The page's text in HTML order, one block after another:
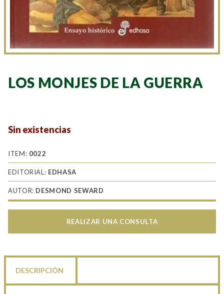
LOS MONJES DE LA GUERRA
Sin existencias
ITEM: 0022
EDITORIAL: EDHASA
AUTOR: DESMOND SEWARD
REALIZAR UNA CONSULTA
DESCRIPCIÓN